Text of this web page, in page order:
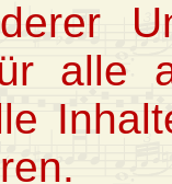
alle